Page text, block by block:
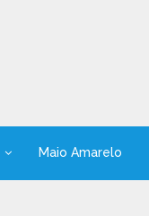
Maio Amarelo